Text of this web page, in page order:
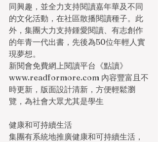
同興趣，並全力支持閱讀嘉年華及不同
的文化活動，在社區散播閱讀種子。此
外，集團大力支持鍾愛閱讀、有志創作
的年青一代出書，先後為50位年輕人實
現夢想。
新閱會免費網上閱讀平台《點讀》
www.readformore.com 內容豐富且不
時更新，版面設計清新，方便輕鬆瀏
覽，為社會大眾尤其是學生
健康和可持續生活
集團有系統地推廣健康和可持續生活，